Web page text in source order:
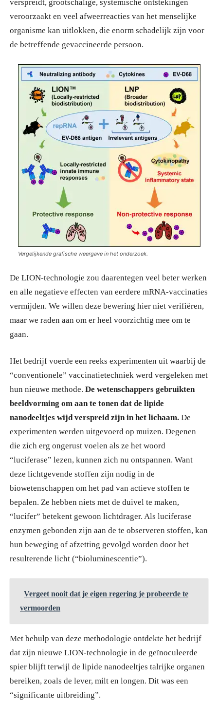
verspreidt, grootschalige, systemische ontstekingen
veroorzaakt en veel afweerreacties van het menselijke
organisme kan uitlokken, die enorm schadelijk zijn voor
de betreffende gevaccineerde persoon.
Vergelijkende grafische weergave in het onderzoek.
De LION-technologie zou daarentegen veel beter werken
en alle negatieve effecten van eerdere mRNA-vaccinaties
vermijden. We willen deze bewering hier niet verifiëren,
maar we raden aan om er heel voorzichtig mee om te
gaan.
Het bedrijf voerde een reeks experimenten uit waarbij de
“conventionele” vaccinatietechniek werd vergeleken met
hun nieuwe methode. De wetenschappers gebruikten
beeldvorming om aan te tonen dat de lipide
nanodeeltjes wijd verspreid zijn in het lichaam. De
experimenten werden uitgevoerd op muizen. Degenen
die zich erg ongerust voelen als ze het woord
“luciferase” lezen, kunnen zich nu ontspannen. Want
deze lichtgevende stoffen zijn nodig in de
biowetenschappen om het pad van actieve stoffen te
bepalen. Ze hebben niets met de duivel te maken,
“lucifer” betekent gewoon lichtdrager. Als luciferase
enzymen gebonden zijn aan de te observeren stoffen, kan
hun beweging of afzetting gevolgd worden door het
resulterende licht (“bioluminescentie”).
Vergeet nooit dat je eigen regering je probeerde te
vermoorden
Met behulp van deze methodologie ontdekte het bedrijf
dat zijn nieuwe LION-technologie in de geïnoculeerde
spier blijft terwijl de lipide nanodeeltjes talrijke organen
bereiken, zoals de lever, milt en longen. Dit was een
“significante uitbreiding”.